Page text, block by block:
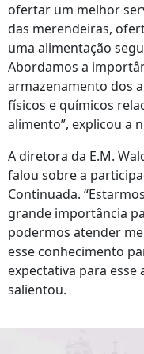
ofertar um melhor
das merendeiras,
uma alimentação
Abordamos a
armazenamento dos
físicos e químicos
alimento”, explicou a
A diretora da E.M.
falou sobre a
Continuada.
grande importância
podermos atender
esse conhecimento
expectativa para esse
salientou.